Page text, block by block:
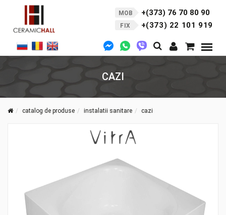
MOB +(373) 76 70 80 90
FIX +(373) 22 101 919
CAZI
catalog de produse instalatii sanitare cazi